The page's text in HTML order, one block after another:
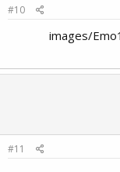
#10
#11